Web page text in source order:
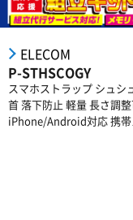
ELECOM
P-STHSCOGY
スマホストラップ シュシ
首 落下防止 軽量 長さ調
iPhone/Android対応 携